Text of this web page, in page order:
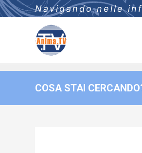
Navigando nelle
COSA STAI